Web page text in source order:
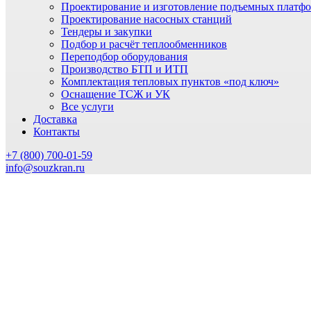
Проектирование и изготовление подъемных
Проектирование насосных станций
Тендеры и закупки
Подбор и расчёт теплообменников
Переподбор оборудования
Производство БТП и ИТП
Комплектация тепловых пунктов «под ключ»
Оснащение ТСЖ и УК
Все услуги
Доставка
Контакты
+7 (800) 700-01-59
info@souzkran.ru